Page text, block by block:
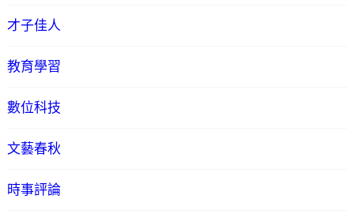
才子佳人
教育學習
數位科技
文藝春秋
時事評論